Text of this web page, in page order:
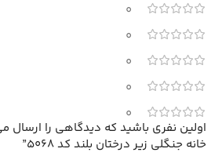
0
0
0
0
0
اولین نفری باشید که دیدگاهی را ارسال
خانه جنگلی زیر درختان بلند کد 5068”